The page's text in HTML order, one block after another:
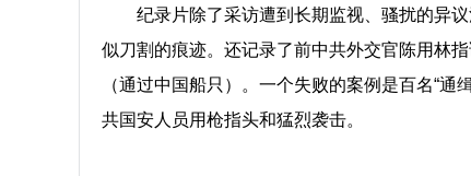
纪录片除了采访遭到长期监视、骚扰的异
似刀割的痕迹。还记录了前中共外交官陈用林
（通过中国船只）。一个失败的案例是百名“
共国安人员用枪指头和猛烈袭击。